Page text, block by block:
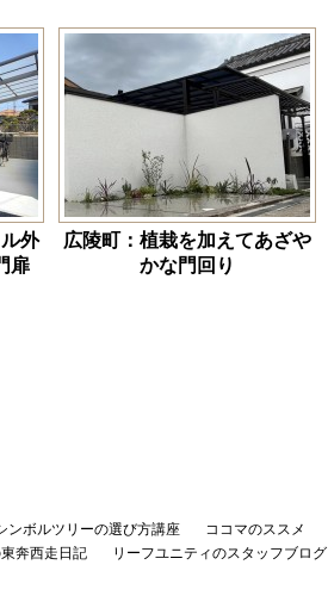
外
扉
広陵町：植栽を加えてあざや
かな門回り
ンボルツリーの選び方講座 ココマのススメ
奔西走日記 リーフユニティのスタッフブログ